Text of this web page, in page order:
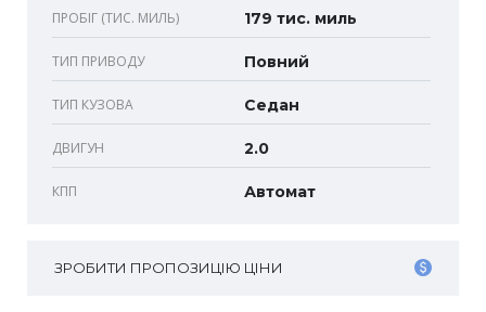
ПРОБІГ (ТИС. МИЛЬ) 179 тис. миль
ТИП ПРИВОДУ Повний
ТИП КУЗОВА Седан
ДВИГУН 2.0
КПП Автомат
ЗРОБИТИ ПРОПОЗИЦІЮ ЦІНИ